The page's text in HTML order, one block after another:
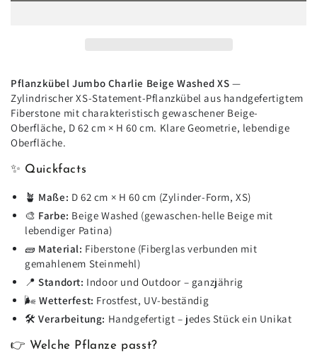
-
XS
-
D62
x
-
XS
-
D62
Pflanzkübel Jumbo Charlie Beige Washed XS —
Zylindrischer XS-Statement-Pflanzkübel aus handgefertigtem
Fiberstone mit charakteristisch gewaschener Beige-
Oberfläche, D 62 cm × H 60 cm. Klare Geometrie, lebendige
Oberfläche.
✨ Quickfacts
🪴 Maße: D 62 cm × H 60 cm (Zylinder-Form, XS)
🎨 Farbe: Beige Washed (gewaschen-helle Beige mit
lebendiger Patina)
🧱 Material: Fiberstone (Fiberglas verbunden mit
gemahlenem Steinmehl)
📍Standort: Indoor und Outdoor – ganzjährig
🌬️Wetterfest: Frostfest, UV-beständig
🛠️Verarbeitung: Handgefertigt – jedes Stück ein Unikat
👉 Welche Pflanze passt?